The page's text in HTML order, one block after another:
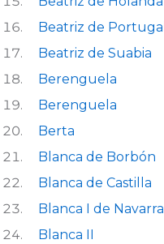
Beatriz de Portugal
Beatriz de Suabia
Berenguela
Berenguela
Berta
Blanca de Borbón
Blanca de Castilla
Blanca I de Navarra
Blanca II